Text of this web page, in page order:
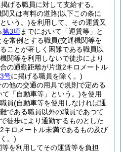
げる職員に対して支給する。
又は有料の道路(以下この条に
いう。)を利用して、その運賃又
第3項までにおいて「運賃等」と
常例とする職員(交通機関等を
ことが著しく困難である職員以
関等を利用しないで徒歩により
の通勤距離が片道2キロメートル
号に掲げる職員を除く。)
他の交通の用具で規則で定める
「自動車等」という。)を使用
員(自動車等を使用しなければ通
である職員以外の職員であつて
徒歩により通勤するものとした
キロメートル未満であるもの及び
。)
を利用してその運賃等を負担